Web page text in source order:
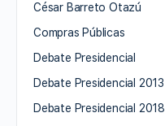
César Barreto Otazú
Compras Públicas
Debate Presidencial
Debate Presidencial 2013
Debate Presidencial 2018